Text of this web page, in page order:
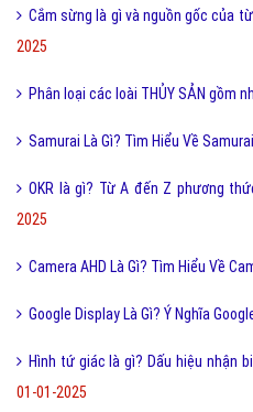
Cắm sừng là gì và nguồn gốc của
2025
Phân loại các loài THỦY SẢN gồm
Samurai Là Gì? Tìm Hiểu Về
OKR là gì? Từ A đến Z phương
2025
Camera AHD Là Gì? Tìm Hiểu Về
Google Display Là Gì? Ý Nghĩa
Hình tứ giác là gì? Dấu hiệu nhận
01-01-2025